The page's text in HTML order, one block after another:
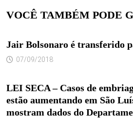
VOCÊ TAMBÉM PODE
Jair Bolsonaro é transferido
07/09/2018
LEI SECA – Casos de
estão aumentando em São
mostram dados do